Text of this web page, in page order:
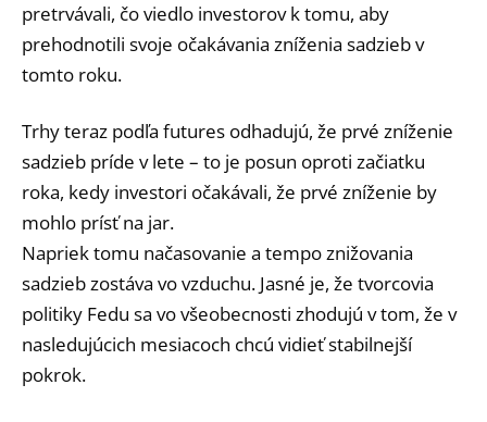
pretrvávali, čo viedlo investorov k tomu, aby
prehodnotili svoje očakávania zníženia sadzieb v
tomto roku.
Trhy teraz podľa futures odhadujú, že prvé zníženie
sadzieb príde v lete – to je posun oproti začiatku
roka, kedy investori očakávali, že prvé zníženie by
mohlo prísť na jar.
Napriek tomu načasovanie a tempo znižovania
sadzieb zostáva vo vzduchu. Jasné je, že tvorcovia
politiky Fedu sa vo všeobecnosti zhodujú v tom, že v
nasledujúcich mesiacoch chcú vidieť stabilnejší
pokrok.